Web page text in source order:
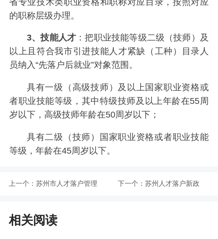
的职称层级办理。
3、技能人才 ：把职业技能等级二级（技师）及
以上且符合我市引进技能人才紧缺（工种）目录人
员纳入“先落户后就业”对象范围。
具有一级（高级技师）及以上国家职业资格或
者职业技能等级，其中特级技师及以上年龄在55周
岁以下，高级技师年龄在50周岁以下；
具有二级（技师）国家职业资格或者职业技能
等级，年龄在45周岁以下。
上一个： 苏州市人才落户管理 下一个： 苏州人才落户新政
相关阅读